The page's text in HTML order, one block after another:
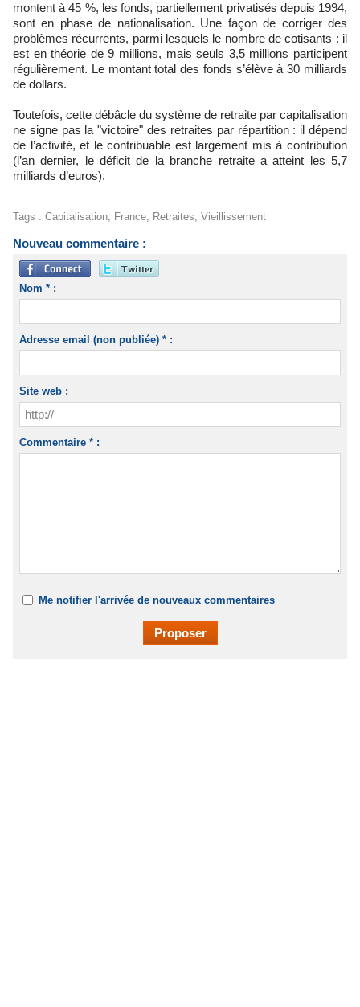
montent à 45 %, les fonds, partiellement privatisés depuis 1994,
sont en phase de nationalisation. Une façon de corriger des
problèmes récurrents, parmi lesquels le nombre de cotisants : il
est en théorie de 9 millions, mais seuls 3,5 millions participent
régulièrement. Le montant total des fonds s’élève à 30 milliards
de dollars.
Toutefois, cette débâcle du système de retraite par capitalisation
ne signe pas la "victoire" des retraites par répartition : il dépend
de l’activité, et le contribuable est largement mis à contribution
(l’an dernier, le déficit de la branche retraite a atteint les 5,7
milliards d’euros).
Tags : Capitalisation, France, Retraites, Vieillissement
Nouveau commentaire :
Nom * :
Adresse email (non publiée) * :
Site web :
Commentaire * :
Me notifier l'arrivée de nouveaux commentaires